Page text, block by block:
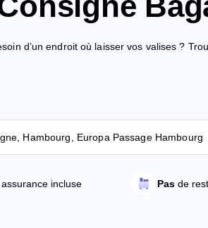
d’un endroit où laisser vos valises ?
assurance incluse Pas de